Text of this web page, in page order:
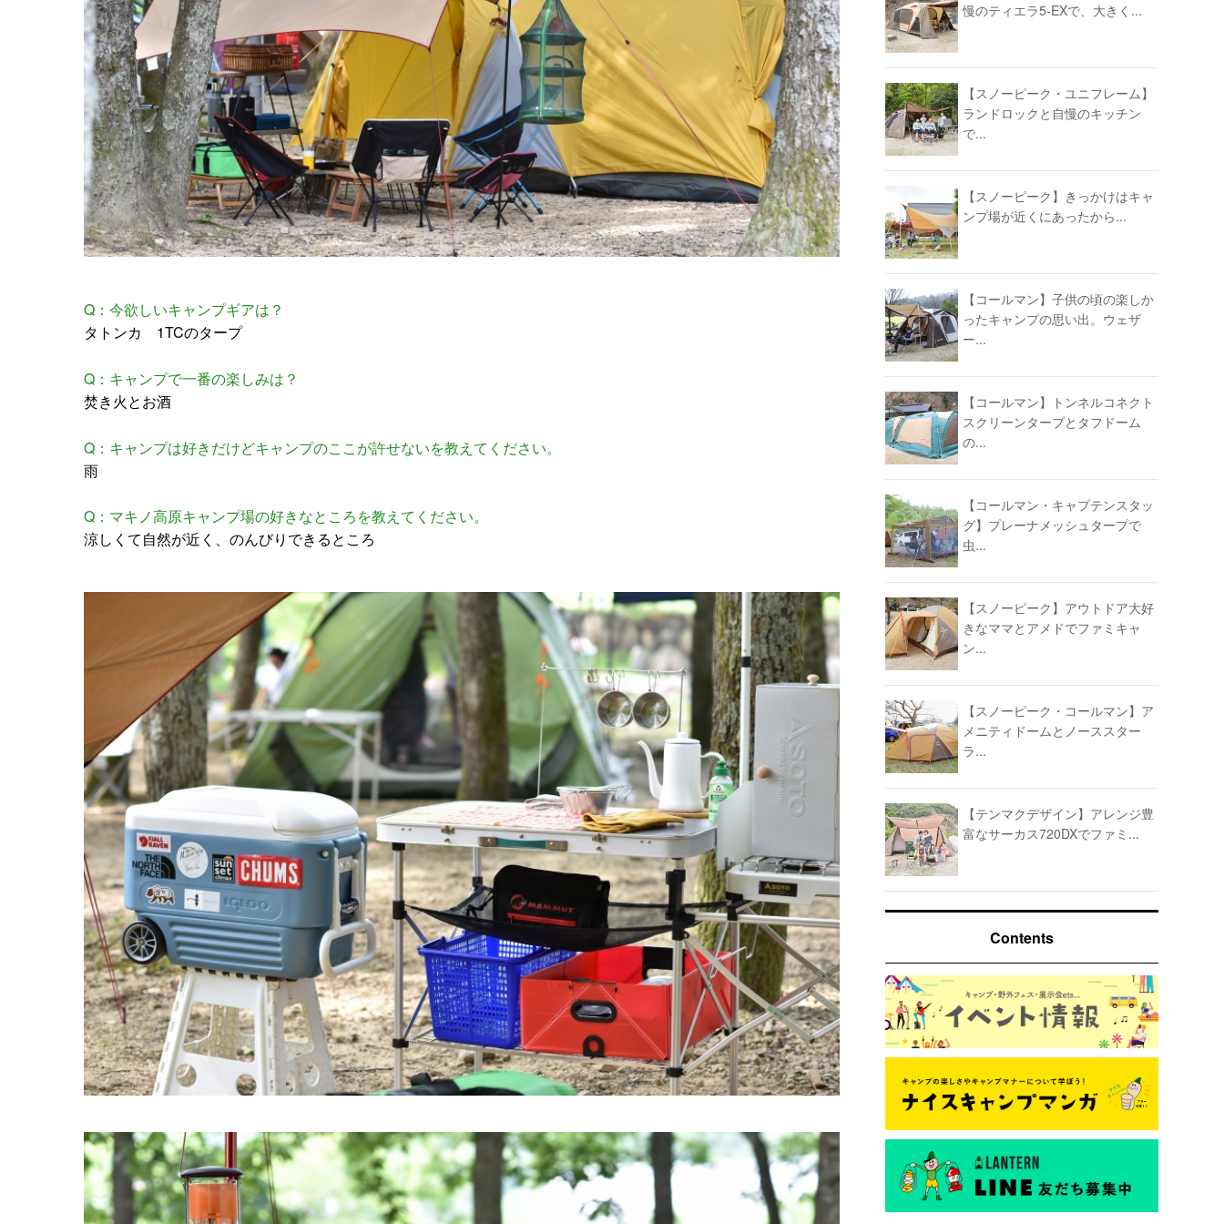
Q：今欲しいキャンプギアは？
タトンカ 1TCのタープ
Q：キャンプで一番の楽しみは？
焚き火とお酒
Q：キャンプは好きだけどキャンプのここが許せないを教えてください。
雨
Q：マキノ高原キャンプ場の好きなところを教えてください。
涼しくて自然が近く、のんびりできるところ
慢のティエラ5-EXで、大きく...
【スノーピーク・ユニフレーム】
ランドロックと自慢のキッチン
で...
【スノーピーク】きっかけはキャ
ンプ場が近くにあったから...
【コールマン】子供の頃の楽しか
ったキャンプの思い出。ウェザ
ー...
【コールマン】トンネルコネクト
スクリーンタープとタフドーム
の...
【コールマン・キャプテンスタッ
グ】プレーナメッシュタープで
虫...
【スノーピーク】アウトドア大好
きなママとアメドでファミキャ
ン...
【スノーピーク・コールマン】ア
メニティドームとノーススター
ラ...
【テンマクデザイン】アレンジ豊
富なサーカス720DXでファミ...
Contents